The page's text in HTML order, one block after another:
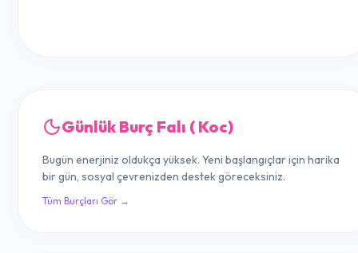
Günlük Burç Falı ( Koc)
Bugün enerjiniz oldukça yüksek. Yeni başlangıçlar için harika
bir gün, sosyal çevrenizden destek göreceksiniz.
Tüm Burçları Gör →